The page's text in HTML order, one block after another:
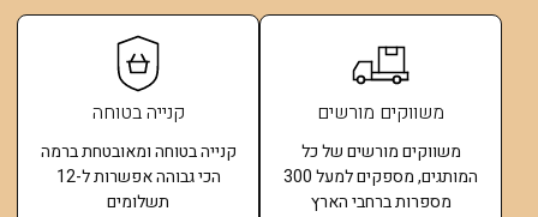
משווקים מורשים
משווקים מורשים של כל
המותגים, מספקים למעל 300
מספרות ברחבי הארץ
קנייה בטוחה
קנייה בטוחה ומאובטחת ברמה
הכי גבוהה אפשרות ל-12
תשלומים​